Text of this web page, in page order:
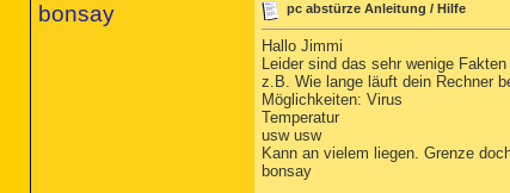
bonsay pc abstürze Anleitung / Hilfe
Hallo Jimmi
Leider sind das sehr wenige
z.B. Wie lange läuft dein Rechner
Möglichkeiten: Virus
Temperatur
usw usw
Kann an vielem liegen. Grenze
bonsay